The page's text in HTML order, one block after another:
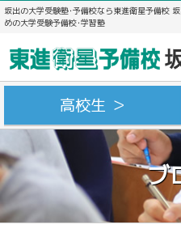
坂出の大学受験塾･予備校なら東進衛星予備校
めの大学受験予備校･学習塾
高校生 ＞
ブ